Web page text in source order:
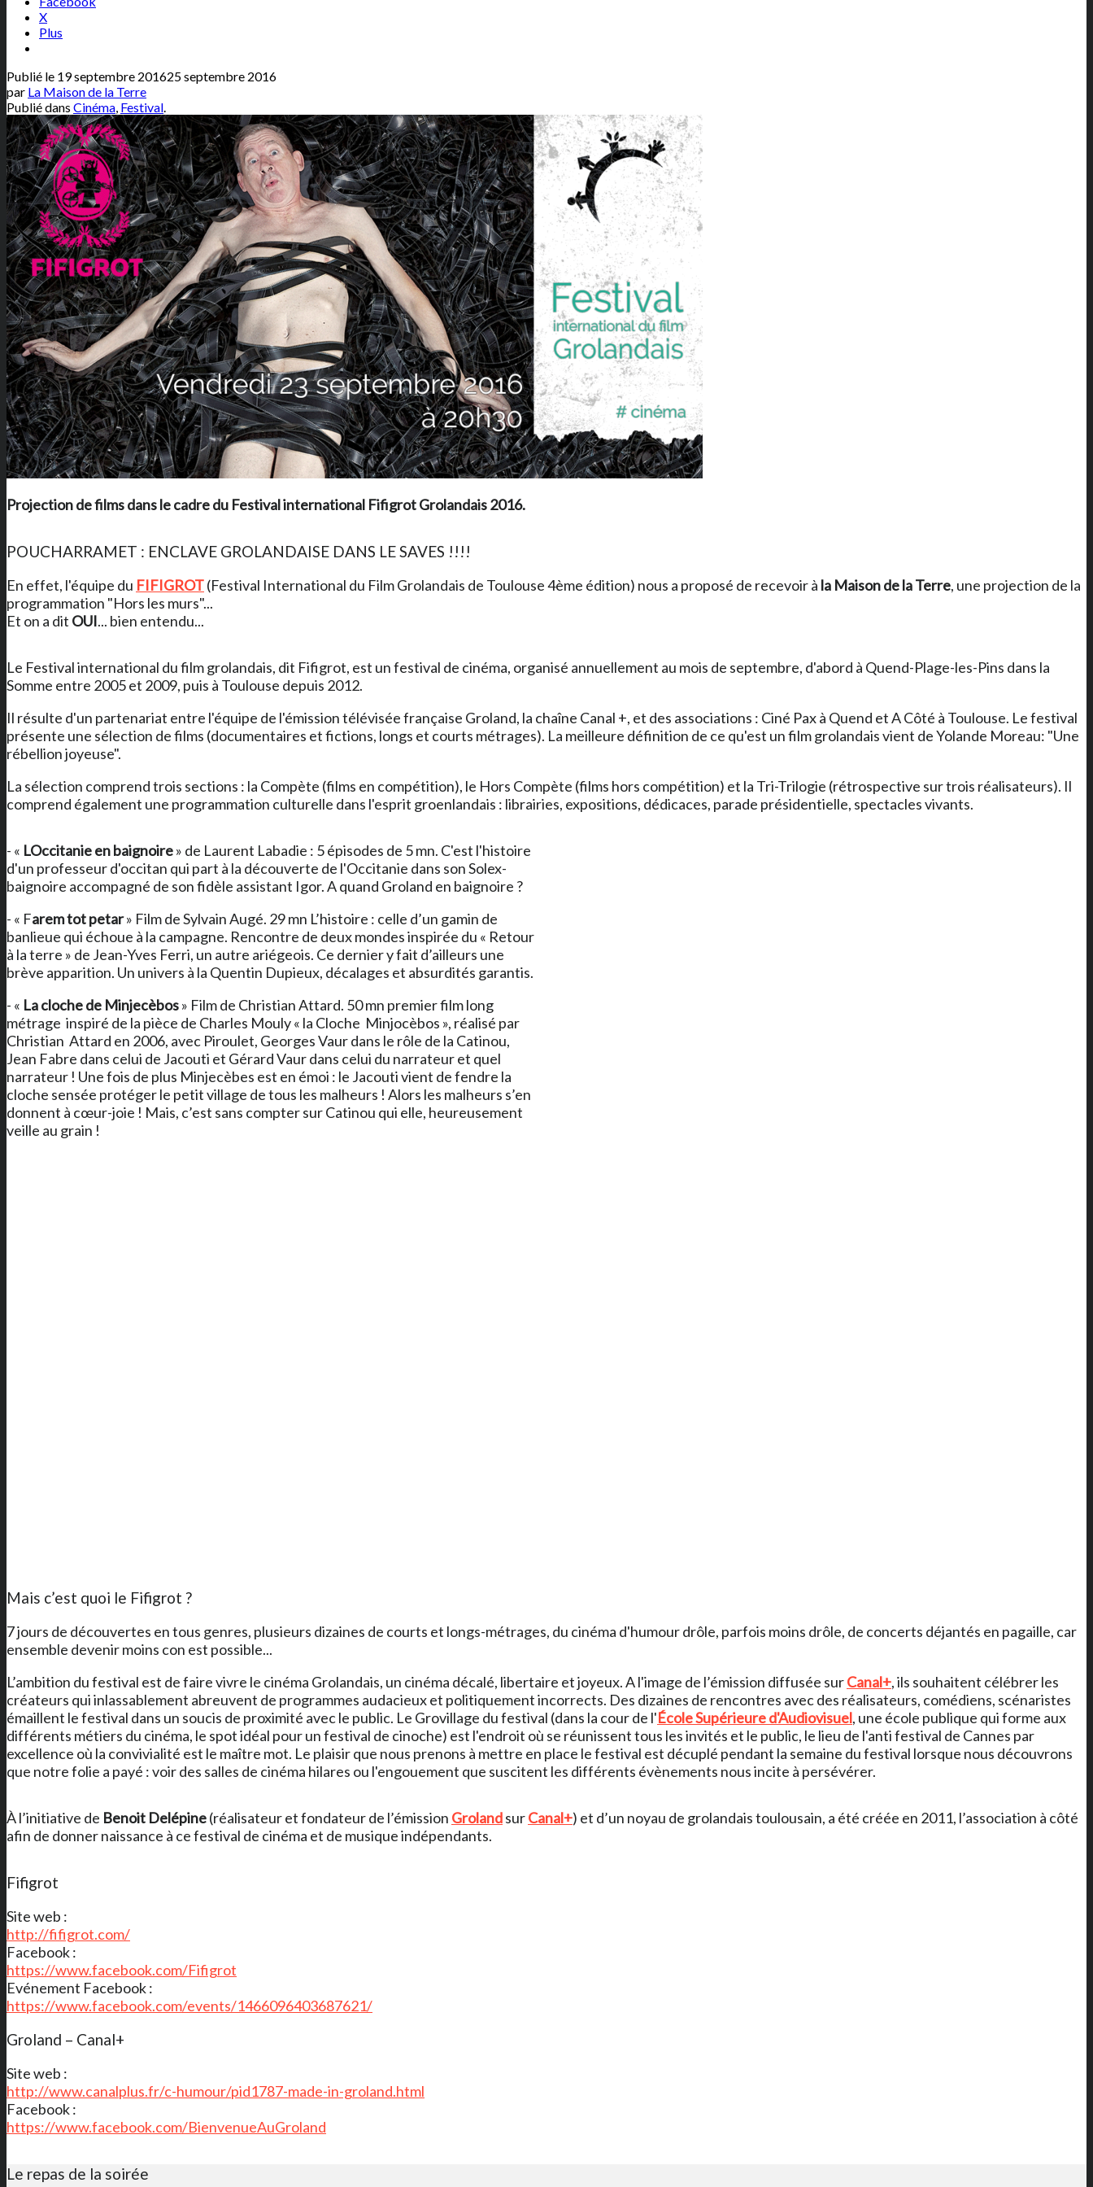
X
Plus
Publié le 19 septembre 201625 septembre 2016
par La Maison de la Terre
Publié dans Cinéma, Festival.
Projection de films dans le cadre du Festival international Fifigrot Grolandais 2016.
POUCHARRAMET : ENCLAVE GROLANDAISE DANS LE SAVES !!!!
En effet, l'équipe du FIFIGROT(Festival International du Film Grolandais de Toulouse 4ème édition) nous a proposé de recevoir à la Maison de la Terre, une projection de la
programmation "Hors les murs"...
Et on a dit OUI... bien entendu...
Le Festival international du film grolandais, dit Fifigrot, est un festival de cinéma, organisé annuellement au mois de septembre, d'abord à Quend-Plage-les-Pins dans la
Somme entre 2005 et 2009, puis à Toulouse depuis 2012.
Il résulte d'un partenariat entre l'équipe de l'émission télévisée française Groland, la chaîne Canal +, et des associations : Ciné Pax à Quend et A Côté à Toulouse. Le festival
présente une sélection de films (documentaires et fictions, longs et courts métrages). La meilleure définition de ce qu'est un film grolandais vient de Yolande Moreau: "Une
rébellion joyeuse".
La sélection comprend trois sections : la Compète (films en compétition), le Hors Compète (films hors compétition) et la Tri-Trilogie (rétrospective sur trois réalisateurs). Il
comprend également une programmation culturelle dans l'esprit groenlandais : librairies, expositions, dédicaces, parade présidentielle, spectacles vivants.
- « LOccitanie en baignoire» de Laurent Labadie : 5 épisodes de 5 mn. C'est l'histoire
d'un professeur d'occitan qui part à la découverte de l'Occitanie dans son Solex-
baignoire accompagné de son fidèle assistant Igor. A quand Groland en baignoire ?
- « Farem tot petar» Film de Sylvain Augé. 29 mn L’histoire : celle d’un gamin de
banlieue qui échoue à la campagne. Rencontre de deux mondes inspirée du « Retour
à la terre » de Jean-Yves Ferri, un autre ariégeois. Ce dernier y fait d’ailleurs une
brève apparition. Un univers à la Quentin Dupieux, décalages et absurdités garantis.
- « La cloche de Minjecèbos» Film de Christian Attard. 50 mn premier film long
métrage inspiré de la pièce de Charles Mouly « la Cloche Minjocèbos », réalisé par
Christian Attard en 2006, avec Piroulet, Georges Vaur dans le rôle de la Catinou,
Jean Fabre dans celui de Jacouti et Gérard Vaur dans celui du narrateur et quel
narrateur ! Une fois de plus Minjecèbes est en émoi : le Jacouti vient de fendre la
cloche sensée protéger le petit village de tous les malheurs ! Alors les malheurs s’en
donnent à cœur-joie ! Mais, c’est sans compter sur Catinou qui elle, heureusement
veille au grain !
Mais c’est quoi le Fifigrot ?
7 jours de découvertes en tous genres, plusieurs dizaines de courts et longs-métrages, du cinéma d'humour drôle, parfois moins drôle, de concerts déjantés en pagaille, car
ensemble devenir moins con est possible...
L’ambition du festival est de faire vivre le cinéma Grolandais, un cinéma décalé, libertaire et joyeux. A l'image de l’émission diffusée surCanal+, ils souhaitent célébrer les
créateurs qui inlassablement abreuvent de programmes audacieux et politiquement incorrects. Des dizaines de rencontres avec des réalisateurs, comédiens, scénaristes
émaillent le festival dans un soucis de proximité avec le public. Le Grovillage du festival (dans la cour de l'École Supérieure d'Audiovisuel, une école publique qui forme aux
différents métiers du cinéma, le spot idéal pour un festival de cinoche) est l'endroit où se réunissent tous les invités et le public, le lieu de l'anti festival de Cannes par
excellence où la convivialité est le maître mot. Le plaisir que nous prenons à mettre en place le festival est décuplé pendant la semaine du festival lorsque nous découvrons
que notre folie a payé : voir des salles de cinéma hilares ou l'engouement que suscitent les différents évènements nous incite à persévérer.
À l’initiative de Benoit Delépine(réalisateur et fondateur de l’émission GrolandsurCanal+) et d’un noyau de grolandais toulousain, a été créée en 2011, l’association à côté
afin de donner naissance à ce festival de cinéma et de musique indépendants.
Fifigrot
Site web :
http://fifigrot.com/
Facebook :
https://www.facebook.com/Fifigrot
Evénement Facebook :
https://www.facebook.com/events/1466096403687621/
Groland – Canal+
Site web :
http://www.canalplus.fr/c-humour/pid1787-made-in-groland.html
Facebook :
https://www.facebook.com/BienvenueAuGroland
Le repas de la soirée